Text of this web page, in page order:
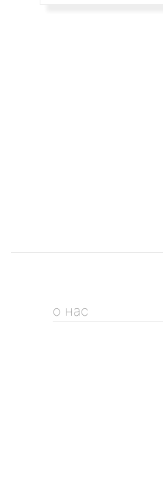
о нас
Нажимая на